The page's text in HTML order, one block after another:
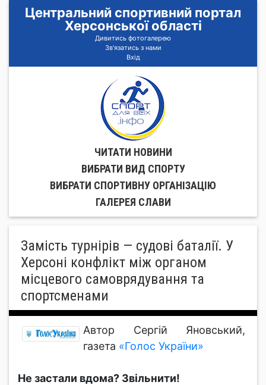
Центральний спортивний портал
Херсонської області
Дивитись фотогалерею
Зв'язатись з нами
Вхід
ЧИТАТИ НОВИНИ
ВИБРАТИ ВИД СПОРТУ
ВИБРАТИ СПОРТИВНУ ОРГАНIЗАЦIЮ
ГАЛЕРЕЯ СЛАВИ
Замість турнірів — судові баталії. У
Херсоні конфлікт між органом
місцевого самоврядування та
спортсменами
Автор Сергій Яновський,
газета «Голос України»
Не застали вдома? Звільнити!